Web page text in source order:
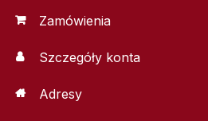
Zamówienia
Szczegóły konta
Adresy